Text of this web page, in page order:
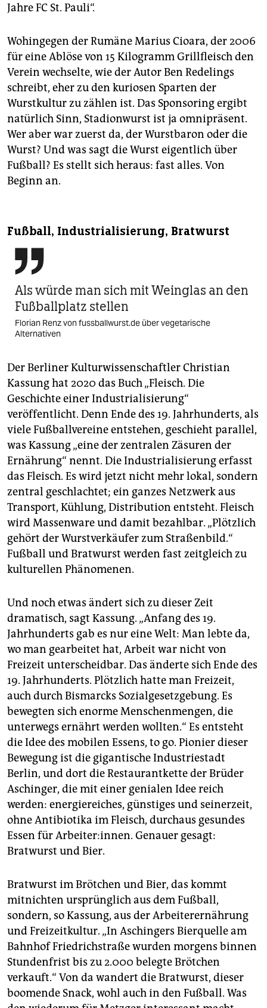
Jahre FC St. Pauli“.
Wohingegen der Rumäne Marius Cioara, der 2006
für eine Ablöse von 15 Kilogramm Grillfleisch den
Verein wechselte, wie der Autor Ben Redelings
schreibt, eher zu den kuriosen Sparten der
Wurstkultur zu zählen ist. Das Sponsoring ergibt
natürlich Sinn, Stadionwurst ist ja omnipräsent.
Wer aber war zuerst da, der Wurstbaron oder die
Wurst? Und was sagt die Wurst eigentlich über
Fußball? Es stellt sich heraus: fast alles. Von
Beginn an.
Fußball, Industrialisierung, Bratwurst

Als würde man sich mit Weinglas an den
Fußballplatz stellen
Florian Renz von fussballwurst.de über vegetarische
Alternativen
Der Berliner Kulturwissenschaftler Christian
Kassung hat 2020 das Buch „Fleisch. Die
Geschichte einer Industrialisierung“
veröffentlicht. Denn Ende des 19. Jahrhunderts, als
viele Fußballvereine entstehen, geschieht parallel,
was Kassung „eine der zentralen Zäsuren der
Ernährung“ nennt. Die Industrialisierung erfasst
das Fleisch. Es wird jetzt nicht mehr lokal, sondern
zentral geschlachtet; ein ganzes Netzwerk aus
Transport, Kühlung, Distribution entsteht. Fleisch
wird Massenware und damit bezahlbar. „Plötzlich
gehört der Wurstverkäufer zum Straßenbild.“
Fußball und Bratwurst werden fast zeitgleich zu
kulturellen Phänomenen.
Und noch etwas ändert sich zu dieser Zeit
dramatisch, sagt Kassung. „Anfang des 19.
Jahrhunderts gab es nur eine Welt: Man lebte da,
wo man gearbeitet hat, Arbeit war nicht von
Freizeit unterscheidbar. Das änderte sich Ende des
19. Jahrhunderts. Plötzlich hatte man Freizeit,
auch durch Bismarcks Sozialgesetzgebung. Es
bewegten sich enorme Menschenmengen, die
unterwegs ernährt werden wollten.“ Es entsteht
die Idee des mobilen Essens, to go. Pionier dieser
Bewegung ist die gigantische Industriestadt
Berlin, und dort die Restaurantkette der Brüder
Aschinger, die mit einer genialen Idee reich
werden: energiereiches, günstiges und seinerzeit,
ohne Antibiotika im Fleisch, durchaus gesundes
Essen für Arbeiter:innen. Genauer gesagt:
Bratwurst und Bier.
Bratwurst im Brötchen und Bier, das kommt
mitnichten ursprünglich aus dem Fußball,
sondern, so Kassung, aus der Arbeiterernährung
und Freizeitkultur. „In Aschingers Bierquelle am
Bahnhof Friedrichstraße wurden morgens binnen
Stundenfrist bis zu 2.000 belegte Brötchen
verkauft.“ Von da wandert die Bratwurst, dieser
boomende Snack, wohl auch in den Fußball. Was